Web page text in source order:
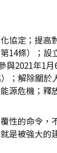
協定；提高
14條）；設
與2021年1
；解除關於
源危機；釋
性的命令，
是被強大的